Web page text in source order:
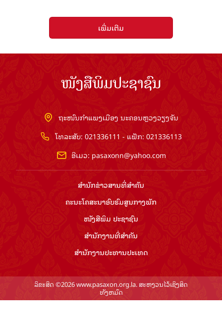
ເພີ່ມເຕີມ
ໜັງສືພິມປະຊາຊົນ
ຖະໜົນກຳແພງເມືອງ ນະຄອນຫຼວງວຽງຈັນ
ໂທລະສັບ: 021336111 - ແຟັກ: 021336113
ອີເມວ: pasaxonn@yahoo.com
ສຳ​ນັກ​ຂ່າວ​ສານ​ທີ່​ສຳ​ຄັນ​
ຄະນະໂຄສະນາອົບຮົມ​ສູນ​ກາງ​ພັກ
ໜັງສືພິມ ປະ​ຊາ​ຊົນ
ສຳ​ນັກ​ງານ​ທີ່​ສຳ​ຄັນ
ສຳ​ນັກ​ງານ​ປະ​ທານ​ປະ​ເທດ
ລິຂະສິດ ©2026 www.pasaxon.org.la. ສະຫງວນໄວ້ເຊິງສິດ
ທັງຫມົດ